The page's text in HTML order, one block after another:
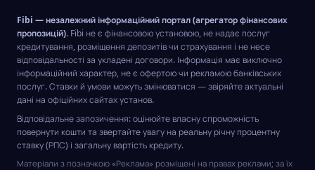
Fibi — незалежний інформаційний портал (агрегатор фінансових
пропозицій). Fibi не є фінансовою установою, не надає послуг
кредитування, розміщення депозитів чи страхування і не несе
відповідальності за укладені договори. Інформація має виключно
інформаційний характер, не є офертою чи рекламою банківських
послуг. Ставки й умови можуть змінюватися — звіряйте актуальні
дані на офіційних сайтах установ.
Відповідальне запозичення: оцінюйте власну спроможність
повернути кошти та звертайте увагу на реальну річну процентну
ставку (РПС) і загальну вартість кредиту.
Матеріали з позначкою «Реклама» розміщені на правах реклами; за їх